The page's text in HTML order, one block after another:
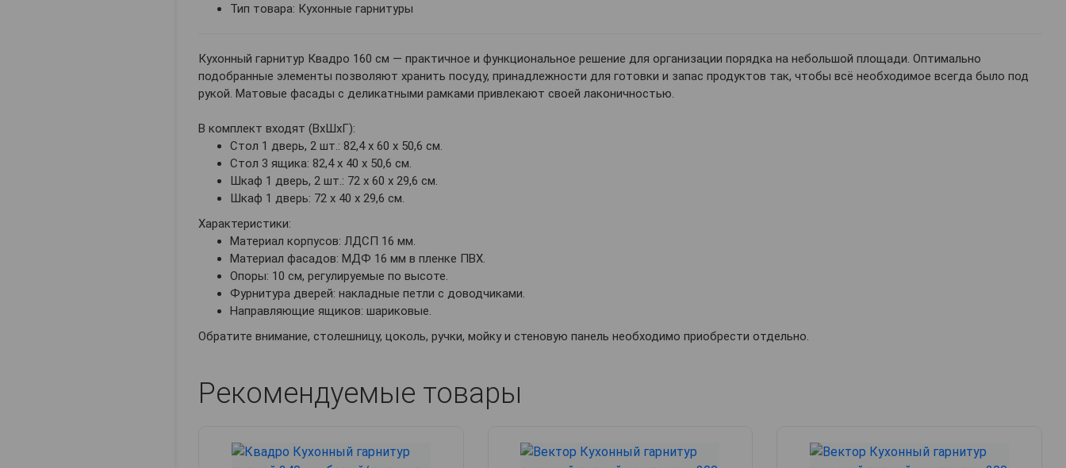
Тип товара: Кухонные гарнитуры
Кухонный гарнитур Квадро 160 см — практичное и функциональное решение для организации порядка на небольшой площади. Оптимально
подобранные элементы позволяют хранить посуду, принадлежности для готовки и запас продуктов так, чтобы всё необходимое всегда было под
рукой. Матовые фасады с деликатными рамками привлекают своей лаконичностью.
В комплект входят (ВхШхГ):
Стол 1 дверь, 2 шт.: 82,4 х 60 х 50,6 см.
Стол 3 ящика: 82,4 х 40 х 50,6 см.
Шкаф 1 дверь, 2 шт.: 72 х 60 х 29,6 см.
Шкаф 1 дверь: 72 х 40 х 29,6 см.
Характеристики:
Материал корпусов: ЛДСП 16 мм.
Материал фасадов: МДФ 16 мм в пленке ПВХ.
Опоры: 10 см, регулируемые по высоте.
Фурнитура дверей: накладные петли с доводчиками.
Направляющие ящиков: шариковые.
Обратите внимание, столешницу, цоколь, ручки, мойку и стеновую панель необходимо приобрести отдельно.
Рекомендуемые товары